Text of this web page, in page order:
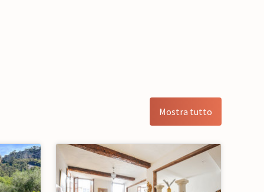
Mostra tutto